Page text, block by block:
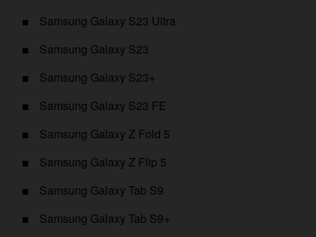
Samsung Galaxy S23 Ultra
Samsung Galaxy S23
Samsung Galaxy S23+
Samsung Galaxy S23 FE
Samsung Galaxy Z Fold 5
Samsung Galaxy Z Flip 5
Samsung Galaxy Tab S9
Samsung Galaxy Tab S9+